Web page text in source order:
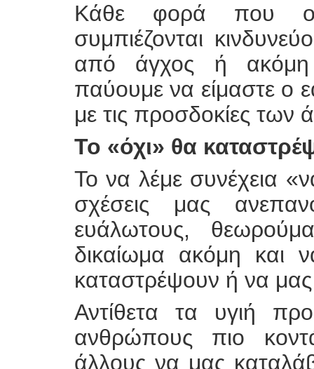
Κάθε φορά που
συμπιέζονται
από άγχος ή ακόμη
παύουμε να είμαστε ο
με τις προσδοκίες των
Το «όχι» θα
Το να λέμε συνέχεια
σχέσεις μας
ευάλωτους,
δικαίωμα ακόμη και
καταστρέψουν ή να
Αντίθετα τα υγιή
ανθρώπους πιο
άλλους να μας